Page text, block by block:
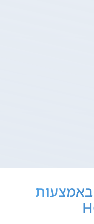
באמצעות